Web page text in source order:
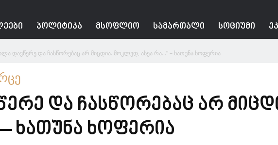
ᲞᲝᲚᲘᲢᲘᲙᲐ ᲛᲡᲝᲤᲚᲘᲝ ᲡᲐᲛᲐᲠᲗᲐᲚᲘ ᲡᲝᲪᲘᲣᲛᲘ
დავწერე და ჩასწორებაც არ მიცდია. მოკლედ, ასეა რა…” – ხათუნა ხოფერია
და ჩასწორებაც არ
ხათუნა ხოფერია